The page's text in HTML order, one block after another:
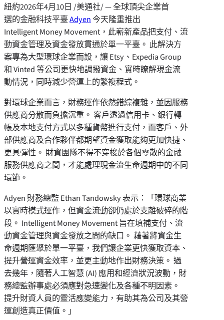
紐約2026年4月10日 /美通社/ — 全球頂尖企業首
選的金融科技平臺Adyen今天隆重推出
Intelligent Money Movement，此嶄新產品把支付、流
動資金管理及資金發放貫通於單一平臺。 此解決方
案專為大型環球企業而設，讓 Etsy、Expedia Group
和 Vinted 等公司更快地調撥資金、實時瞭解現金流
動情況，同時減少營運上的繁複程式。
對環球企業而言，財務運作依然錯綜複雜，並因服務
供應商分散而負擔沉重。 客戶透過信用卡、銀行轉
帳及本地支付方式以多種貨幣進行支付，而客戶、外
部供應商及合作夥伴都期望資金獲取能夠更加快捷、
更具彈性。 財資團隊不得不穿梭於各個零散的金融
服務供應商之間，才能處理現金流生命週期中的不同
環節。
Adyen 財務總監 Ethan Tandowsky 表示：「環球商業
以實時模式運作，但資金流動卻仍處於支離破碎的階
段。 Intelligent Money Movement 旨在填補支付、流
動資金管理與資金發放之間的缺口。 藉著將資金生
命週期匯聚於單一平臺，我們讓企業更快獲取資本、
提升營運資金效率，並更主動地作出財務決策。 過
去幾年，隨著人工智慧 (AI) 應用和經濟狀況波動，財
務總監辦事處必須應對急速變化及各種不明因素。
提升財資人員的靈活應變能力，有助其為公司及其營
運創造真正價值。」